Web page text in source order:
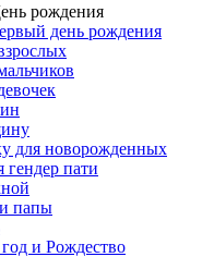
рождения
день рождения
для новорожденных
пати
папы
и Рождество